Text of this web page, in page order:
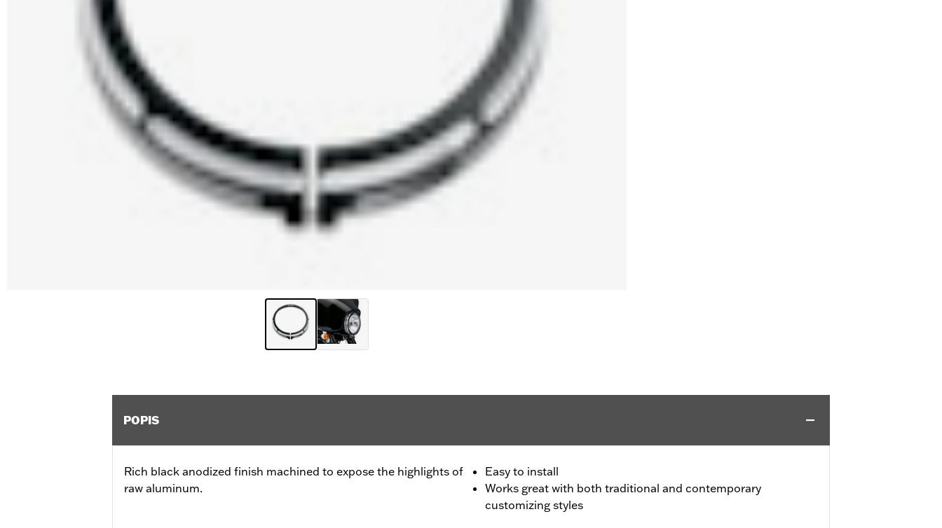
POPIS
Rich black anodized finish machined to expose the highlights of
raw aluminum.
Easy to install
Works great with both traditional and contemporary
customizing styles